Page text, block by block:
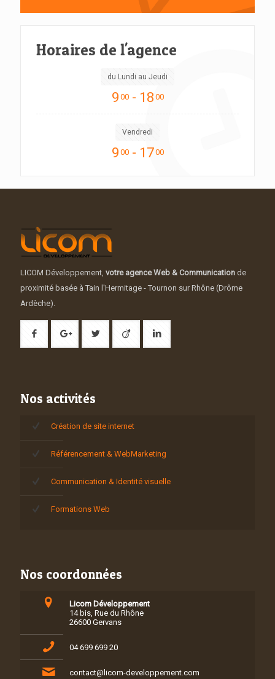
Horaires de l'agence
du Lundi au Jeudi
9 00- 18 00
Vendredi
9 00- 1700
LICOM Développement, votre agence Web & Communication de
proximité basée à Tain l'Hermitage - Tournon sur Rhône (Drôme
Ardèche).
Nos activités
Création de site internet
Référencement & WebMarketing
Communication & Identité visuelle
Formations Web
Nos coordonnées
Licom Développement
14 bis, Rue du Rhône
26600 Gervans
04 699 699 20
contact@licom-developpement.com